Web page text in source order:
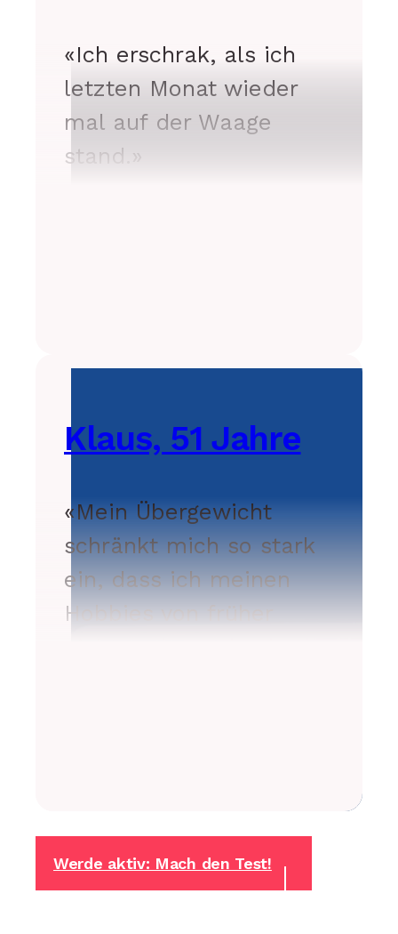
«Ich erschrak, als ich
letzten Monat wieder
mal auf der Waage
stand.»
Klaus, 51 Jahre
«Mein Übergewicht
schränkt mich so stark
ein, dass ich meinen
Hobbies von früher
Werde aktiv: Mach den Test!